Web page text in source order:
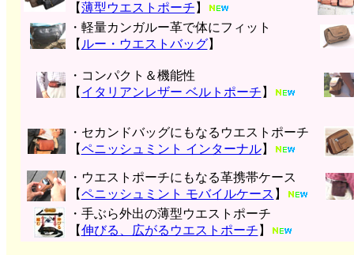
【薄型ウエストポーチ 】
・軽量カンガルー革で体にフィット
【 ルー・ウエストバッグ】
・コンパクト＆機能性
【 イタリアンレザー ベルトポーチ 】
・セカンドバッグにもなるウエストポーチ
【ペニッシュミント インターナル】
・ウエストポーチにもなる革携帯ケース
【ペニッシュミント モバイルケース 】
・手ぶら外出の薄型ウエストポーチ
【伸びる、広がるウエストポーチ 】